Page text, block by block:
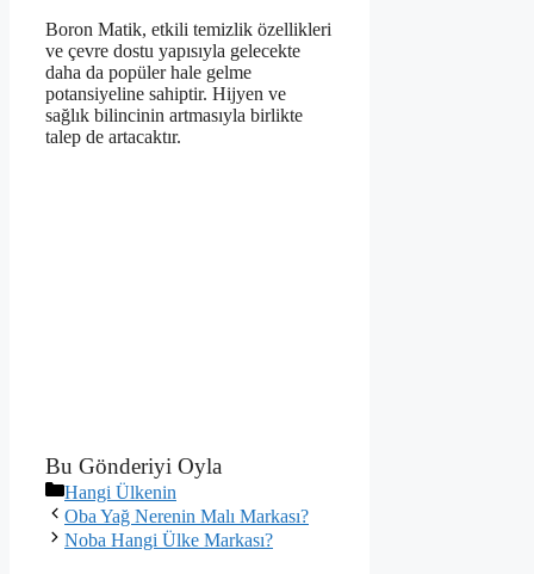
Boron Matik, etkili temizlik özellikleri
ve çevre dostu yapısıyla gelecekte
daha da popüler hale gelme
potansiyeline sahiptir. Hijyen ve
sağlık bilincinin artmasıyla birlikte
talep de artacaktır.
Bu Gönderiyi Oyla
Kategoriler
Hangi Ülkenin
Oba Yağ Nerenin Malı Markası?
Noba Hangi Ülke Markası?